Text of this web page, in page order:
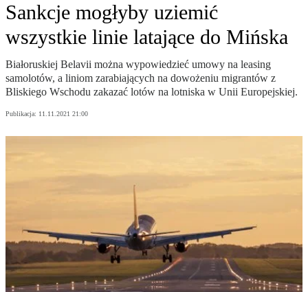
Sankcje mogłyby uziemić
wszystkie linie latające do Mińska
Białoruskiej Belavii można wypowiedzieć umowy na leasing
samolotów, a liniom zarabiających na dowożeniu migrantów z
Bliskiego Wschodu zakazać lotów na lotniska w Unii Europejskiej.
Publikacja: 11.11.2021 21:00